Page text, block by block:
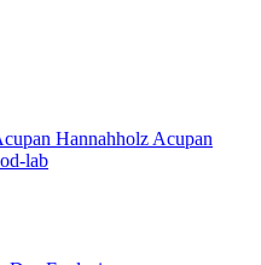
Hannahholz Acupan
lab